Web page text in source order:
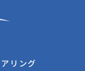
リング